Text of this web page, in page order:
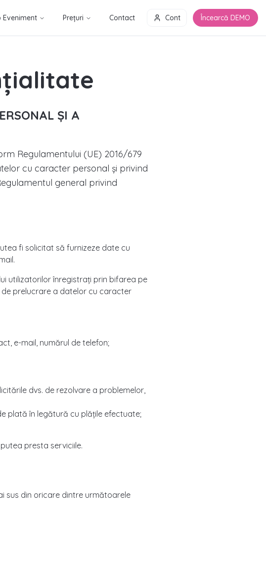
Eveniment Prețuri Contact Cont Încearcă DEMO
ȘI A
Regulamentului (UE) 2016/679
cu caracter personal şi privind
general privind
fi solicitat să furnizeze date cu
utilizatorilor înregistrați prin bifarea pe
prelucrare a datelor cu caracter
e-mail, numărul de telefon;
dvs. de rezolvare a problemelor,
plată în legătură cu plățile efectuate;
presta serviciile.
sus din oricare dintre următoarele